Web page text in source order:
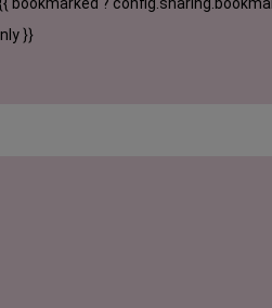
bookmarked ?
}}